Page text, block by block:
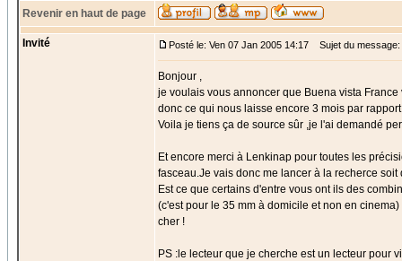
Revenir en haut de page
Invité Posté le: Ven 07 Jan 2005 14:17 Sujet du message:
Bonjour ,
je voulais vous annoncer que Buena vista
donc ce qui nous laisse encore 3 mois par
Voila je tiens ça de source sûr ,je l'ai demandé
Et encore merci à Lenkinap pour toutes les
fasceau.Je vais donc me lancer à la recherce
Est ce que certains d'entre vous ont ils des
(c'est pour le 35 mm à domicile et non en
cher !
PS :le lecteur que je cherche est un lecteur pour